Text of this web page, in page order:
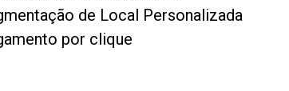
de Local Personalizada
por clique